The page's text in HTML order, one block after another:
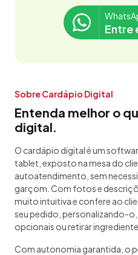
Entre
Sobre Cardápio Digital
Entenda melhor o
digital.
O cardápio digital é um
tablet, exposto na mesa do
autoatendimento, sem
garçom. Com fotos e
muito intuitiva e confere ao
seu pedido, personalizando-
opcionais ou retirar
Com autonomia garantida, o